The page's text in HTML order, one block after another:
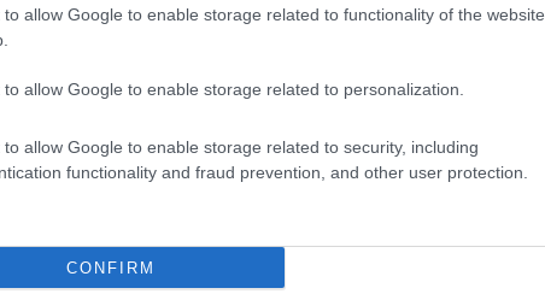
to allow Google to enable storage related to functionality of the website
to allow Google to enable storage related to personalization.
to allow Google to enable storage related to security, including
functionality and fraud prevention, and other user protection.
CONFIRM
legyen a Google-találatokban!